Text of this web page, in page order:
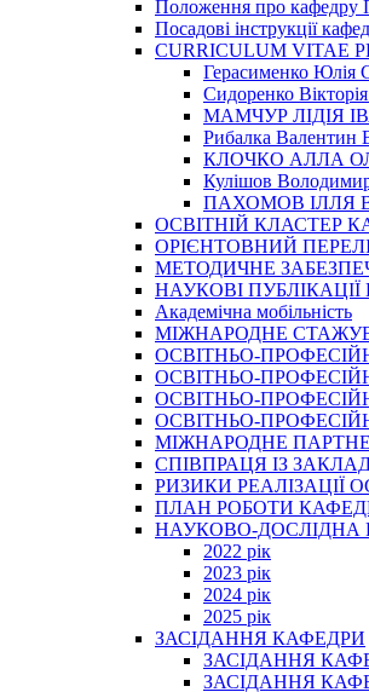
Положення про
Посадові інструкції
CURRICULUM VITAE
Герасименко Юлія
Сидоренко
МАМЧУР ЛІДІЯ
Рибалка Валентин
КЛОЧКО АЛЛА
Кулішов
ПАХОМОВ ІЛЛЯ
ОСВІТНІЙ КЛАСТЕР
ОРІЄНТОВНИЙ
МЕТОДИЧНЕ
НАУКОВІ
Академічна мобільність
МІЖНАРОДНЕ
ОСВІТНЬО-
ОСВІТНЬО-
ОСВІТНЬО-
ОСВІТНЬО-
МІЖНАРОДНЕ
СПІВПРАЦЯ ІЗ
РИЗИКИ РЕАЛІЗАЦІЇ
ПЛАН РОБОТИ
НАУКОВО-ДОСЛІДНА
2022 рік
2023 рік
2024 рік
2025 рік
ЗАСІДАННЯ КАФЕДРИ
ЗАСІДАННЯ
ЗАСІДАННЯ